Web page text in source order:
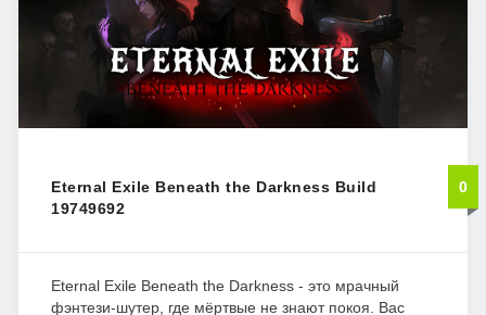
Eternal Exile Beneath the Darkness Build
19749692
0
Eternal Exile Beneath the Darkness - это мрачный
фэнтези-шутер, где мёртвые не знают покоя. Вас